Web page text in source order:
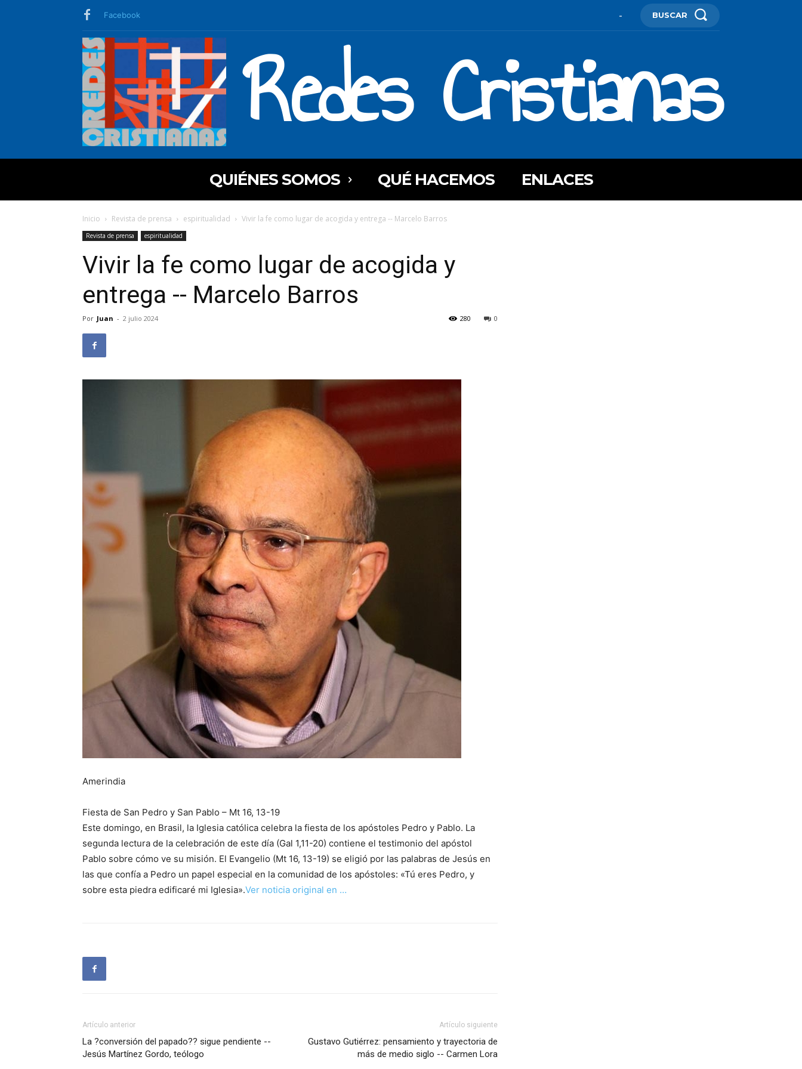
Facebook - BUSCAR
Redes Cristianas
QUIÉNES SOMOS QUÉ HACEMOS ENLACES
Inicio Revista de prensa espiritualidad Vivir la fe como lugar de acogida y entrega -- Marcelo Barros
Revista de prensa espiritualidad
Vivir la fe como lugar de acogida y
entrega -- Marcelo Barros
Por Juan - 2 julio 2024 0
280
Amerindia
Fiesta de San Pedro y San Pablo – Mt 16, 13-19
Este domingo, en Brasil, la Iglesia católica celebra la fiesta de los apóstoles Pedro y Pablo. La
segunda lectura de la celebración de este día (Gal 1,11-20) contiene el testimonio del apóstol
Pablo sobre cómo ve su misión. El Evangelio (Mt 16, 13-19) se eligió por las palabras de Jesús en
las que confía a Pedro un papel especial en la comunidad de los apóstoles: «Tú eres Pedro, y
sobre esta piedra edificaré mi Iglesia».Ver noticia original en …
Artículo anterior
La ?conversión del papado?? sigue pendiente --
Jesús Martínez Gordo, teólogo
Artículo siguiente
Gustavo Gutiérrez: pensamiento y trayectoria de
más de medio siglo -- Carmen Lora